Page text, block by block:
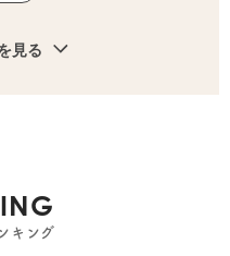
見る
キング